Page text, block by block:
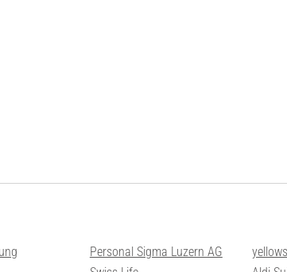
Personal Sigma Luzern AG